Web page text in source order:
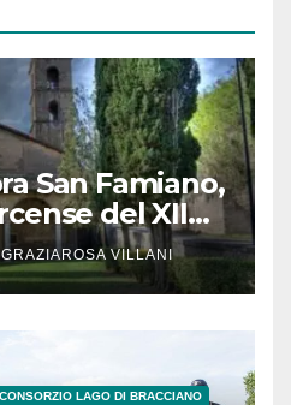
San Famiano,
del XII
GRAZIAROSA VILLANI
CONSORZIO LAGO DI BRACCIANO